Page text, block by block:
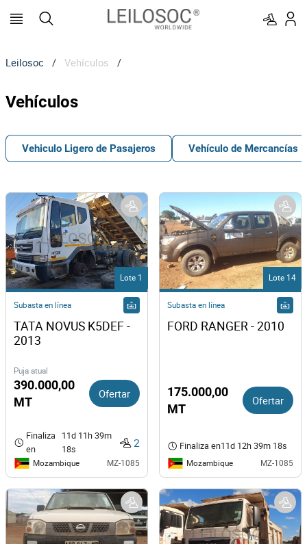
Leilosoc / Vehículos /
Vehículos
Vehiculo Ligero de Pasajeros Vehículo de Mercancías
Lote 1
Subasta en línea
TATA NOVUS K5DEF -
2013
Puja atual
390.000,00
MT
Ofertar
Finaliza
en
11d 11h 39m
18s
2
Mozambique MZ-1085
Lote 14
Subasta en línea
FORD RANGER - 2010
175.000,00
MT
Ofertar
Finaliza en11d 12h 39m 18s
Mozambique MZ-1085